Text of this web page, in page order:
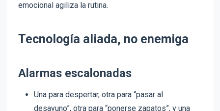
emocional agiliza la rutina.
Tecnología aliada, no enemiga
Alarmas escalonadas
Una para despertar, otra para “pasar al
desayuno”, otra para “ponerse zapatos”, y una